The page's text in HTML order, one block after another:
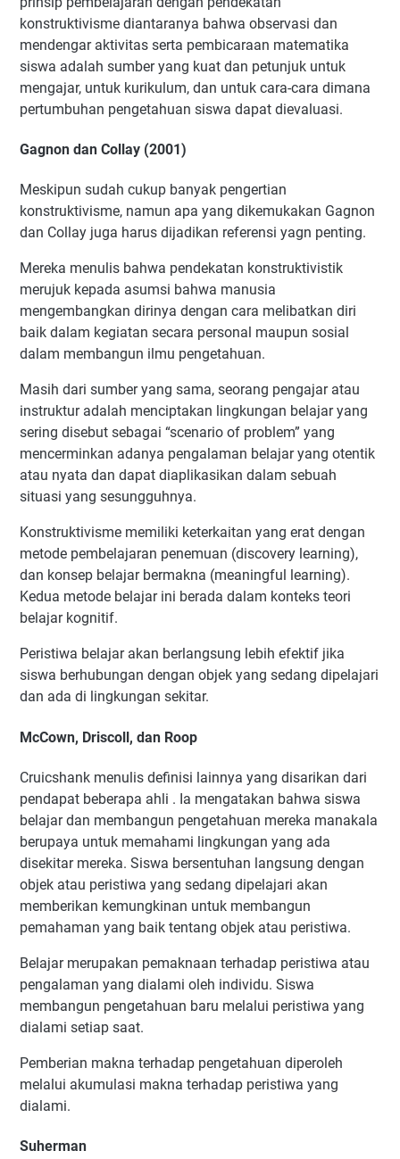
konstruktivisme diantaranya bahwa observasi dan
mendengar aktivitas serta pembicaraan matematika
siswa adalah sumber yang kuat dan petunjuk untuk
mengajar, untuk kurikulum, dan untuk cara-cara dimana
pertumbuhan pengetahuan siswa dapat dievaluasi.
Gagnon dan Collay (2001)
Meskipun sudah cukup banyak pengertian
konstruktivisme, namun apa yang dikemukakan Gagnon
dan Collay juga harus dijadikan referensi yagn penting.
Mereka menulis bahwa pendekatan konstruktivistik
merujuk kepada asumsi bahwa manusia
mengembangkan dirinya dengan cara melibatkan diri
baik dalam kegiatan secara personal maupun sosial
dalam membangun ilmu pengetahuan.
Masih dari sumber yang sama, seorang pengajar atau
instruktur adalah menciptakan lingkungan belajar yang
sering disebut sebagai “scenario of problem” yang
mencerminkan adanya pengalaman belajar yang otentik
atau nyata dan dapat diaplikasikan dalam sebuah
situasi yang sesungguhnya.
Konstruktivisme memiliki keterkaitan yang erat dengan
metode pembelajaran penemuan (discovery learning),
dan konsep belajar bermakna (meaningful learning).
Kedua metode belajar ini berada dalam konteks teori
belajar kognitif.
Peristiwa belajar akan berlangsung lebih efektif jika
siswa berhubungan dengan objek yang sedang dipelajari
dan ada di lingkungan sekitar.
McCown, Driscoll, dan Roop
Cruicshank menulis definisi lainnya yang disarikan dari
pendapat beberapa ahli . Ia mengatakan bahwa siswa
belajar dan membangun pengetahuan mereka manakala
berupaya untuk memahami lingkungan yang ada
disekitar mereka. Siswa bersentuhan langsung dengan
objek atau peristiwa yang sedang dipelajari akan
memberikan kemungkinan untuk membangun
pemahaman yang baik tentang objek atau peristiwa.
Belajar merupakan pemaknaan terhadap peristiwa atau
pengalaman yang dialami oleh individu. Siswa
membangun pengetahuan baru melalui peristiwa yang
dialami setiap saat.
Pemberian makna terhadap pengetahuan diperoleh
melalui akumulasi makna terhadap peristiwa yang
dialami.
Suherman